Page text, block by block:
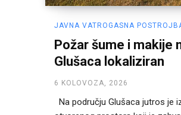
JAVNA VATROGASNA
Požar šume i makije
Glušaca lokaliziran
6 KOLOVOZA, 2026
Na području Glušaca jutros je